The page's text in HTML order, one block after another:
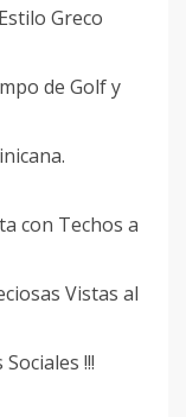
Greco
de Golf y
con Techos a
Vistas al
!!!